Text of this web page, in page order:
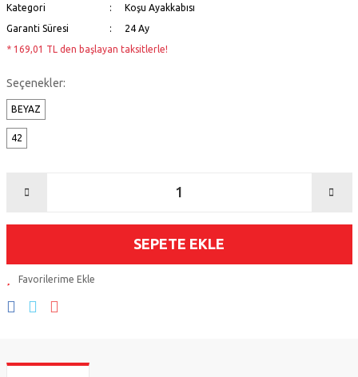
Kategori
Koşu Ayakkabısı
Garanti Süresi
24 Ay
* 169,01 TL den başlayan taksitlerle!
Seçenekler:
BEYAZ
42
SEPETE EKLE